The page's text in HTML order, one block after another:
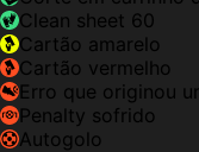
clean sheet 60
cartão amarelo
cartão vermelho
erro que originou
penalty sofrido
autogolo